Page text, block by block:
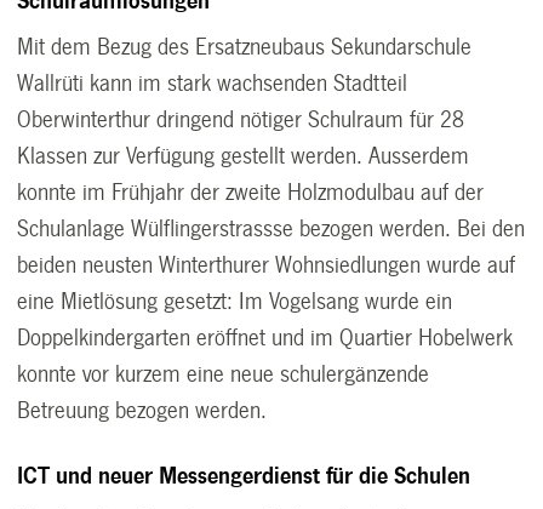
Mit dem Bezug des Ersatzneubaus Sekundarschule
Wallrüti kann im stark wachsenden Stadtteil
Oberwinterthur dringend nötiger Schulraum für 28
Klassen zur Verfügung gestellt werden. Ausserdem
konnte im Frühjahr der zweite Holzmodulbau auf der
Schulanlage Wülflingerstrassse bezogen werden. Bei den
beiden neusten Winterthurer Wohnsiedlungen wurde auf
eine Mietlösung gesetzt: Im Vogelsang wurde ein
Doppelkindergarten eröffnet und im Quartier Hobelwerk
konnte vor kurzem eine neue schulergänzende
Betreuung bezogen werden.
ICT und neuer Messengerdienst für die Schulen